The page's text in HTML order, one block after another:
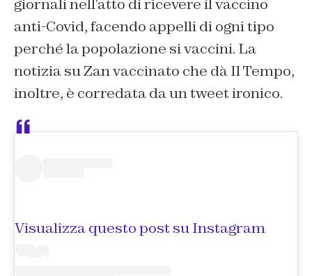
giornali nell’atto di ricevere il vaccino
anti-Covid, facendo appelli di ogni tipo
perché la popolazione si vaccini. La
notizia su Zan vaccinato che dà Il Tempo,
inoltre, è corredata da un tweet ironico.
Visualizza questo post su Instagram